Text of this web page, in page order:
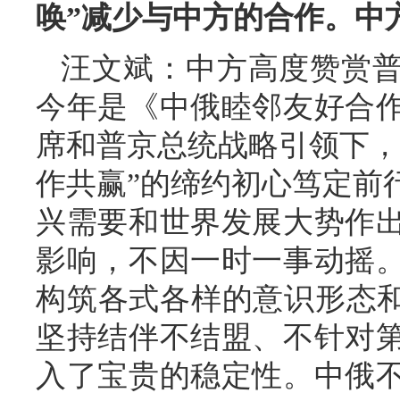
唤”减少与中方的合作。中
汪文斌：中方高度赞赏
今年是《中俄睦邻友好合
席和普京总统战略引领下
作共赢”的缔约初心笃定前
兴需要和世界发展大势作
影响，不因一时一事动摇
构筑各式各样的意识形态
坚持结伴不结盟、不针对
入了宝贵的稳定性。中俄